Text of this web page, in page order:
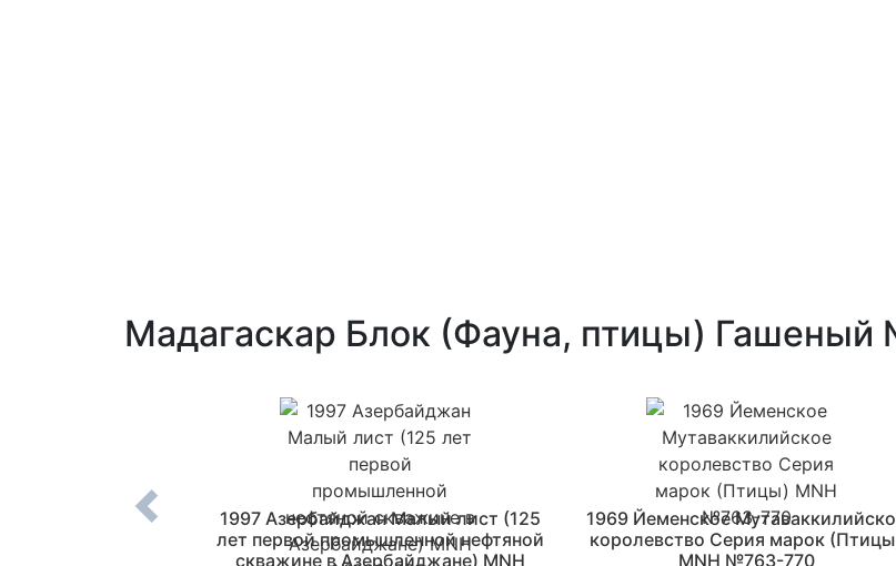
Мадагаскар Блок (Фауна, птицы)
Марка (Пан-
1997 Азербайджан Малый лист (125
лет первой промышленной нефтяной
скважине в Азербайджане) MNH
1969 Йеменское
королевство Серия марок
MNH №763-770